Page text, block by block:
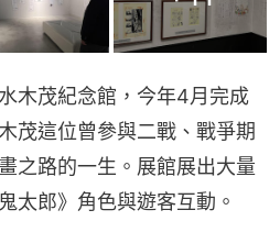
木茂紀念館，今年4月完成
茂這位曾參與二戰、戰爭期
之路的一生。展館展出大量
太郎》角色與遊客互動。